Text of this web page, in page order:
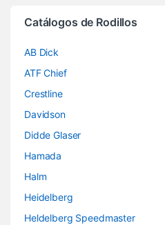
Catálogos de Rodillos
AB Dick
ATF Chief
Crestline
Davidson
Didde Glaser
Hamada
Halm
Heidelberg
Heldelberg Speedmaster